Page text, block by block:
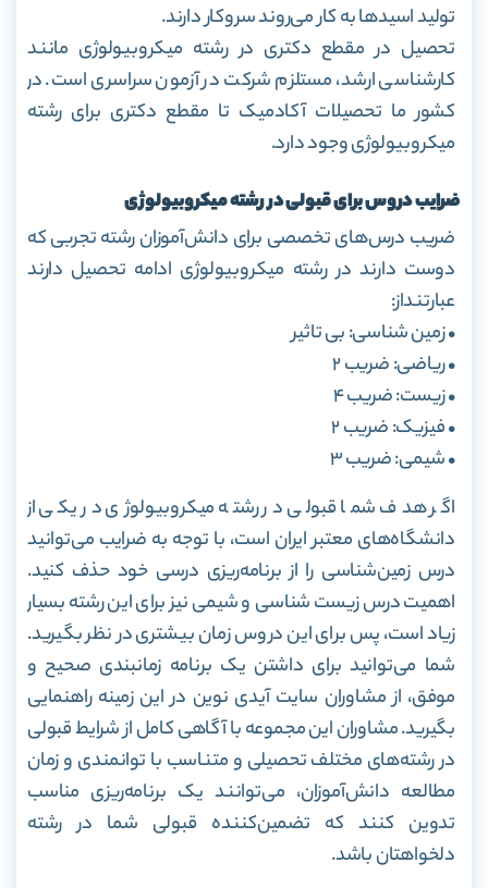
تولید اسیدها به کار می‌روند سروکار دارند.
تحصیل در مقطع دکتری در رشته میکروبیولوژی مانند
کارشناسی ارشد، مستلزم شرکت در آزمون سراسری است. در
کشور ما تحصیلات آکادمیک تا مقطع دکتری برای رشته
میکروبیولوژی وجود دارد.
ضرایب دروس برای قبولی در رشته میکروبیولوژی
ضریب درس‌های تخصصی برای دانش‌آموزان رشته تجربی که
دوست دارند در رشته میکروبیولوژی ادامه تحصیل دارند
عبارتند‌از:
• زمین شناسی: بی تاثیر
• ریاضی: ضریب 2
• زیست: ضریب 4
• فیزیک: ضریب 2
• شیمی: ضریب 3
اگر هدف شما قبولی در رشته میکروبیولوژی در یکی از
دانشگاه‌های معتبر ایران است، با توجه به ضرایب می‌توانید
درس زمین‌شناسی را از برنامه‌ریزی درسی خود حذف کنید.
اهمیت درس زیست شناسی و شیمی نیز برای این رشته بسیار
زیاد است، پس برای این دروس زمان بیشتری در نظر بگیرید.
شما می‌توانید برای داشتن یک برنامه زمانبندی صحیح و
موفق، از مشاوران سایت آیدی نوین در این زمینه راهنمایی
بگیرید. مشاوران این مجموعه با آگاهی کامل از شرایط قبولی
در رشته‌های مختلف تحصیلی و متناسب با توانمندی و زمان
مطالعه دانش‌آموزان، می‌توانند یک برنامه‌ریزی مناسب
تدوین کنند که تضمین‌کننده قبولی شما در رشته
دلخواهتان باشد.